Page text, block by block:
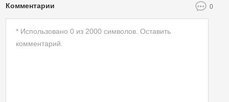
Комментарии 0